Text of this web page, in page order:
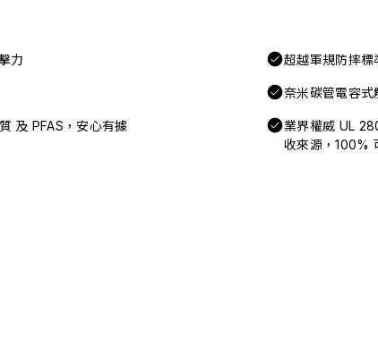
力 超越軍規防摔標
奈米碳管電容
及 PFAS，安心有據
業界權威 UL
收來源，100%